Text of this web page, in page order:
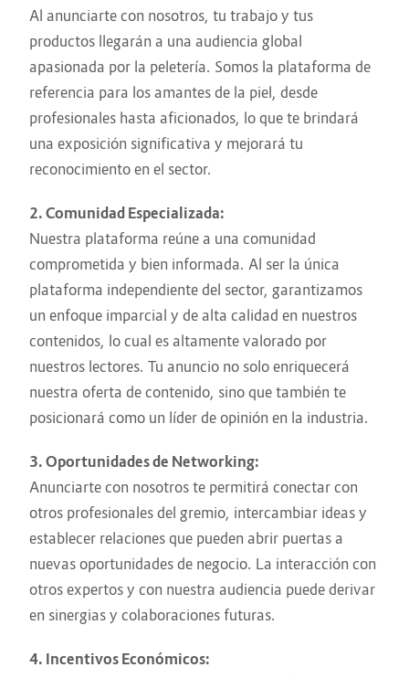
Al anunciarte con nosotros, tu trabajo y tus
productos llegarán a una audiencia global
apasionada por la peletería. Somos la plataforma de
referencia para los amantes de la piel, desde
profesionales hasta aficionados, lo que te brindará
una exposición significativa y mejorará tu
reconocimiento en el sector.
2. Comunidad Especializada:
Nuestra plataforma reúne a una comunidad
comprometida y bien informada. Al ser la única
plataforma independiente del sector, garantizamos
un enfoque imparcial y de alta calidad en nuestros
contenidos, lo cual es altamente valorado por
nuestros lectores. Tu anuncio no solo enriquecerá
nuestra oferta de contenido, sino que también te
posicionará como un líder de opinión en la industria.
3. Oportunidades de Networking:
Anunciarte con nosotros te permitirá conectar con
otros profesionales del gremio, intercambiar ideas y
establecer relaciones que pueden abrir puertas a
nuevas oportunidades de negocio. La interacción con
otros expertos y con nuestra audiencia puede derivar
en sinergias y colaboraciones futuras.
4. Incentivos Económicos: